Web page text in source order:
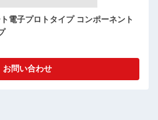
タイプ 開発 精密 工業用 CNC ター
お問い合わせ